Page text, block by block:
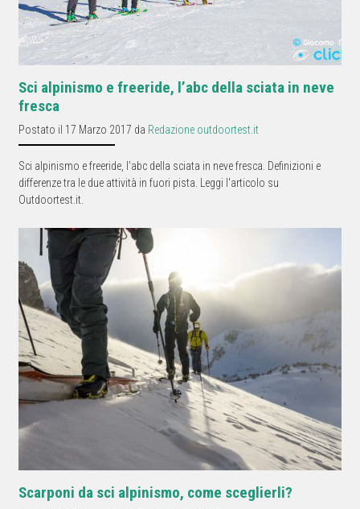
Sci alpinismo e freeride, l’abc della sciata in neve
fresca
Postato il 17 Marzo 2017 da Redazione outdoortest.it
Sci alpinismo e freeride, l’abc della sciata in neve fresca. Definizioni e
differenze tra le due attività in fuori pista. Leggi l'articolo su
Outdoortest.it.
Scarponi da sci alpinismo, come sceglierli?